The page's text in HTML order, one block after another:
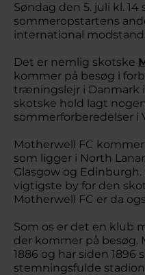
Søndag den 5. juli kl. 14
sommeropstartens
international
Det er nemlig skotske
kommer på besøg i
træningslejr i Danmark
skotske hold lagt
sommerforberedelser
Motherwell FC
som ligger i North
Glasgow og
vigtigste by for den
Motherwell FC er da
Som os er det en klub
der kommer på besøg.
1886 og har siden 1896
stemningsfulde stadion